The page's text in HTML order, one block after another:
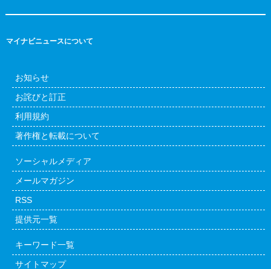
マイナビニュースについて
お知らせ
お詫びと訂正
利用規約
著作権と転載について
ソーシャルメディア
メールマガジン
RSS
提供元一覧
キーワード一覧
サイトマップ